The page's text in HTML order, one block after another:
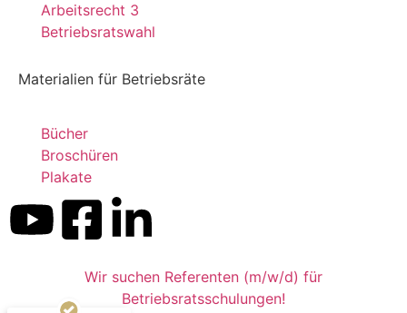
Arbeitsrecht 3
Betriebsratswahl
Materialien für Betriebsräte
Bücher
Broschüren
Plakate
Wir suchen Referenten (m/w/d) für
Betriebsratsschulungen!
Kundenbewertungen und Erfahrungen zu
Dr. Kluge Seminare
Empfehlungen auf
SEHR GUT
199
659